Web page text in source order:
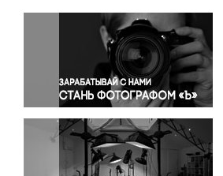
Окружающая среда
Политика
Правосудие
Происшествия и конфликты
Религия
Светская жизнь
Спорт
Экология